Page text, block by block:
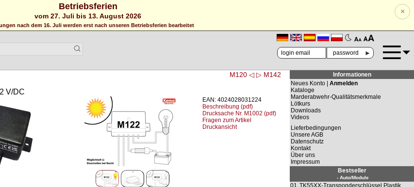
Betriebsferien
vom 27. Juli bis 13. August 2026
nach dem 16. Juli werden erst nach unseren Betriebsferien bearbeitet
×
🗛 🗚
►
M120 ◁ ▷ M142
V/DC
EAN: 4024028031224
Beschreibung (pdf)
Drucksache Nr. M1002 (pdf)
Fragen zum Artikel
Druckansicht
Informationen
Neues Konto | Anmelden
Kataloge
Marderabwehr-Qualitätsmerkmale
Lötkurs
Downloads
Videos
Lieferbedingungen
Unsere AGB
Datenschutz
Kontakt
Über uns
Impressum
Bestseller
- Auto/Module
01.TK55XX-Transponderschlüssel Plastik